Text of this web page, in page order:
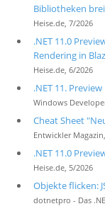
Bibliotheken
Heise.de, 7/2026
.NET 11.0
Rendering in
Heise.de, 6/2026
.NET 11.
Windows
Cheat Sheet
Entwickler
.NET 11.0
Heise.de, 5/2026
Objekte flicken:
dotnetpro - Das